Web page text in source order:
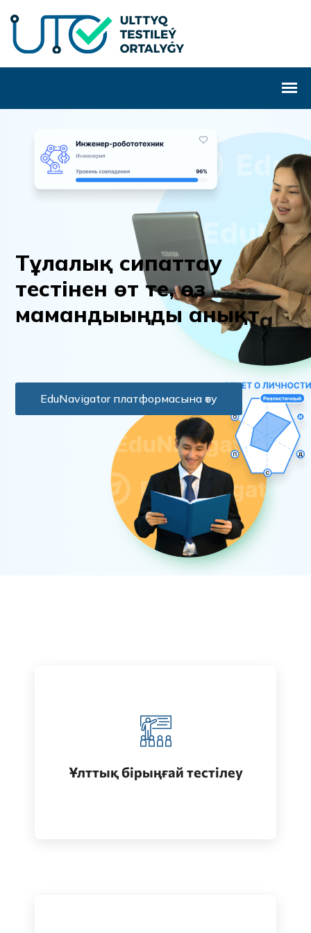
Тұлалық сипаттау
тестінен өт те, өз
мамандыыңды анықта
EduNavigator платформасына өту
Ұлттық бірыңғай тестілеу
Қазақстанда жоғары білім алу
(бакалавриат)
Өту